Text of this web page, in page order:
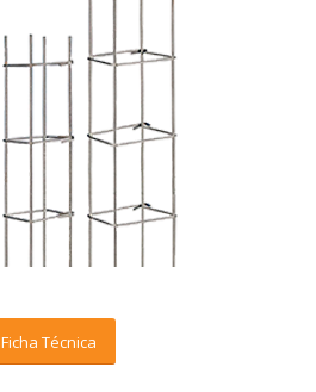
Ficha Técnica